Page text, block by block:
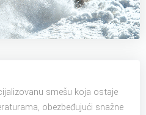
smešu koja ostaje
obezbeđujući snažne